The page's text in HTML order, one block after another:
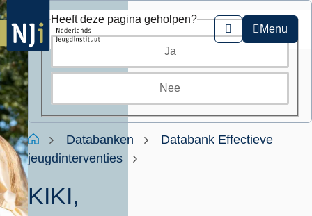
Overslaan
en
naar
de
inhoud
gaan
Zoeken
Menu
Kruimelpad
HomeDatabanken
Databank Effectieve
jeugdinterventies
KIKI,
Heeft deze pagina geholpen?
Ja
Nee